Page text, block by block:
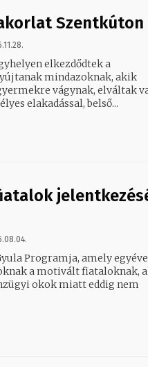
Szentkúton
elkezdődtek a
mindazoknak, akik
vágynak, elváltak
elakadással, belső...
Programja, amely
a motivált fiataloknak,
okok miatt eddig nem